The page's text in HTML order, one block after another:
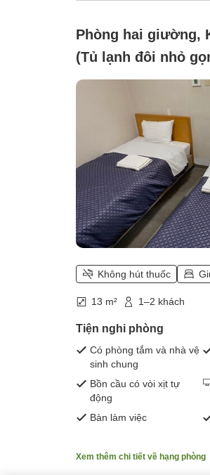
Phòng hai giường,
(Tủ lạnh đôi nhỏ
Không hút thuốc
13 m² 1–2 khách
Tiện nghi phòng
Có phòng tắm và nhà vệ
sinh chung
Bồn cầu có vòi xịt tự
động
Bàn làm việc
Xem thêm chi tiết về hạng phòng